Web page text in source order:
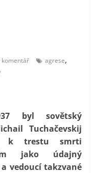
komentář agrese,
byl sovětský
Tuchačevskij
k trestu smrti
jako údajný
vedoucí takzvané